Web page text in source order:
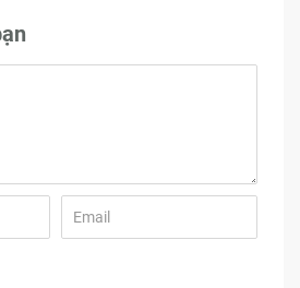
quan do lỗi của khóa cửa